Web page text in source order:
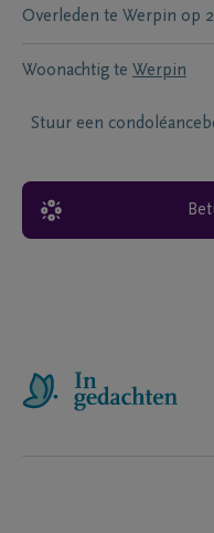
Overleden te Werpin op
Woonachtig te Werpin
Stuur een